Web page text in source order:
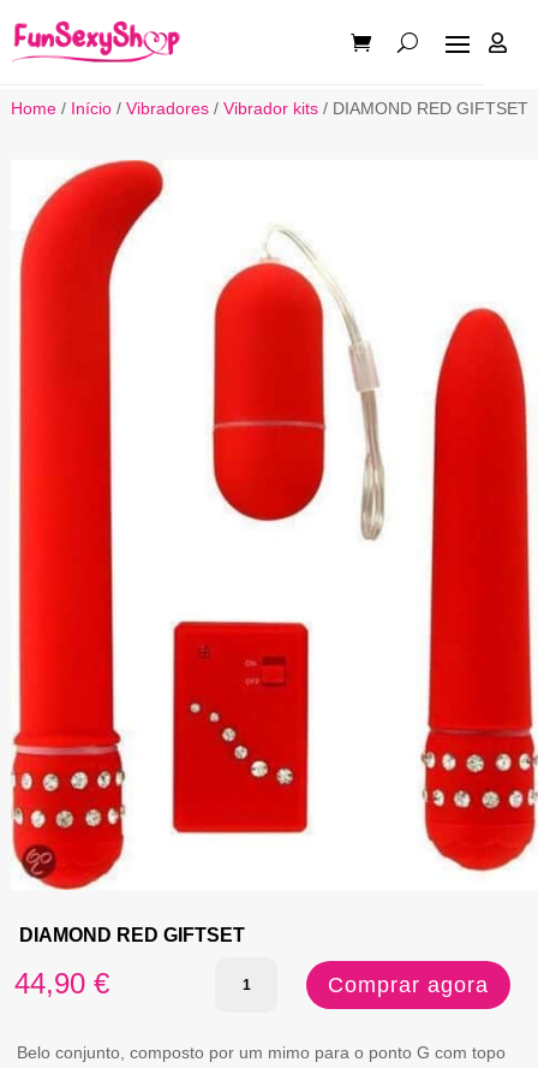

Home/ Início/ Vibradores/ Vibrador kits/ DIAMOND RED GIFTSET
DIAMOND RED GIFTSET
44,90 €
Quantidade
DIAMOND
Comprar agora
Belo conjunto, composto por um mimo para o ponto G com topo